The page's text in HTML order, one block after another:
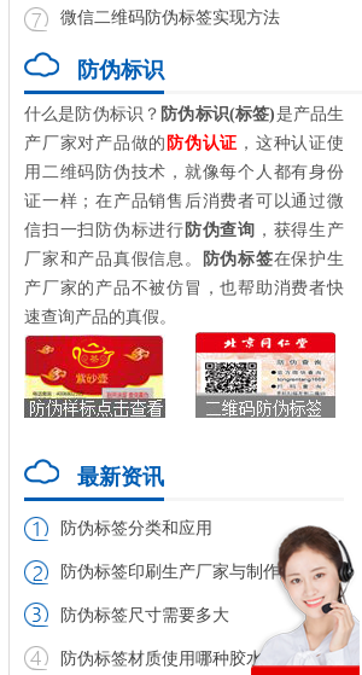
微信二维码防伪标签实现方法
防伪标识
什么是防伪标识？ 防伪标识(标签)是产品生
产厂家对产品做的 防伪认证 ，这种认证使
用二维码防伪技术，就像每个人都有身份
证一样；在产品销售后消费者可以通过微
信扫一扫防伪标进行 防伪查询 ，获得生产
厂家和产品真假信息。
防伪标签在保护生
产厂家的产品不被仿冒，也帮助消费者快
速查询产品的真假。
最新资讯
防伪标签分类和应用
防伪标签印刷生产厂家与制作厂家
防伪标签尺寸需要多大
防伪标签材质使用哪种胶水好?